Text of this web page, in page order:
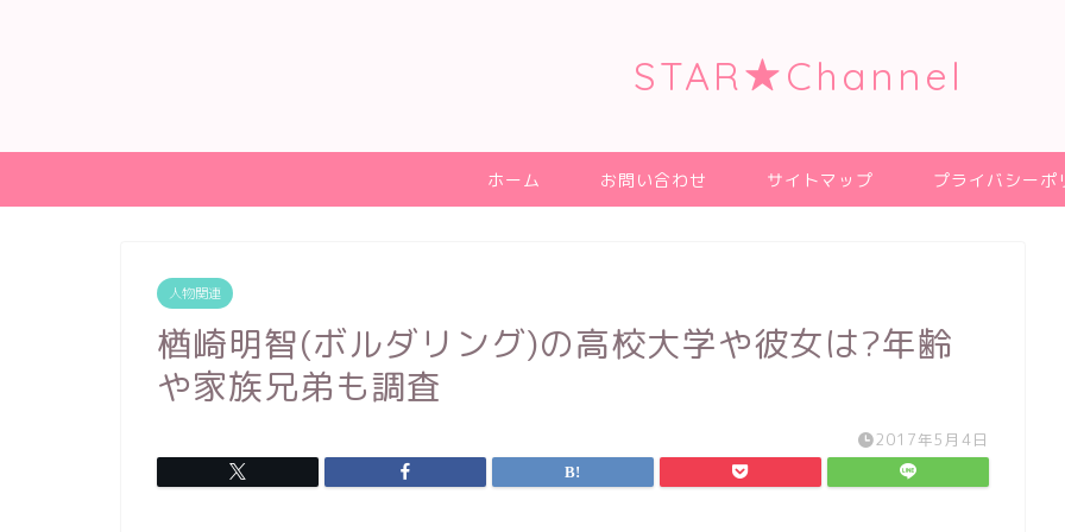
STAR★Channel
ホーム お問い合わせ サイトマップ プライバシーポ
人物関連
楢崎明智(ボルダリング)の高校大学や彼女は?年齢
や家族兄弟も調査
2017年5月4日